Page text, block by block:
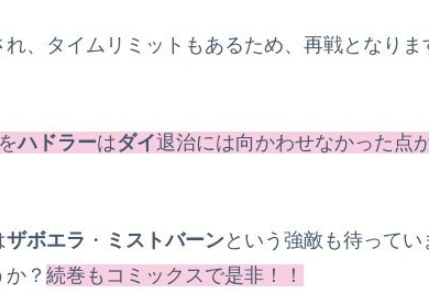
れ、タイムリミットもあるため、再戦となりま
をハドラーはダイ退治には向かわせなかった点
ザボエラ ・ ミストバーンという強敵も待ってい
？ 続巻もコミックスで是非！！